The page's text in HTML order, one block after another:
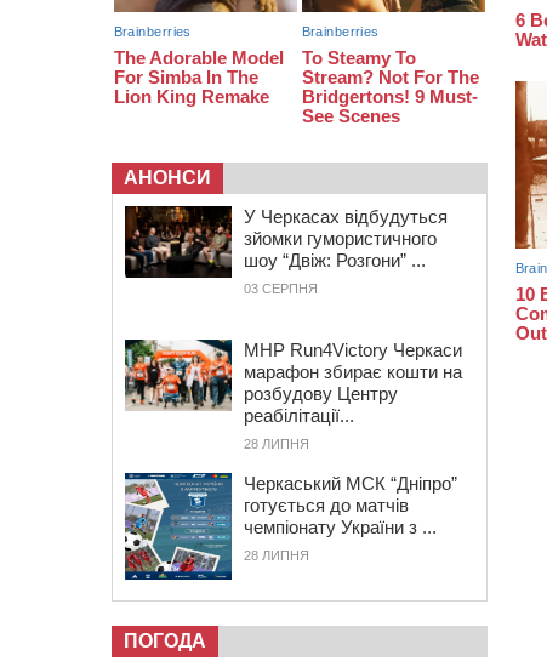
АНОНСИ
У Черкасах відбудуться
зйомки гумористичного
шоу “Двіж: Розгони” ...
03 СЕРПНЯ
MHP Run4Victory Черкаси
марафон збирає кошти на
розбудову Центру
реабілітації...
28 ЛИПНЯ
Черкаський МСК “Дніпро”
готується до матчів
чемпіонату України з ...
28 ЛИПНЯ
ПОГОДА